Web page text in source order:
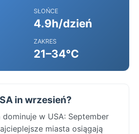
SŁOŃCE
4.9h/dzień
ZAKRES
21–34°C
in wrzesień?
w USA: September
miasta osiągają